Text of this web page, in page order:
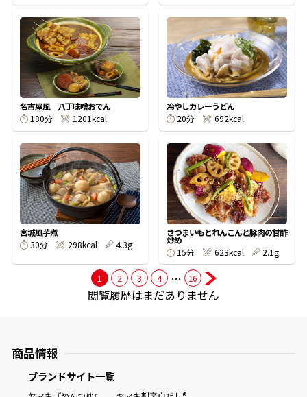
商品情報一覧
おすすめサイト
新鮮一番
氷熟®︎
名古屋風 八丁味噌おでん
180分
1201kcal
冷やしカレーうどん
20分
692kcal
宮城風芋煮
30分
298kcal 4.3g
さつまいもとれんこんと豚肉の甘酢
炒め
15分
623kcal 2.1g
1 2 3 4 … 16
閲覧履歴はまだありません
商品情報
ブランドサイト一覧